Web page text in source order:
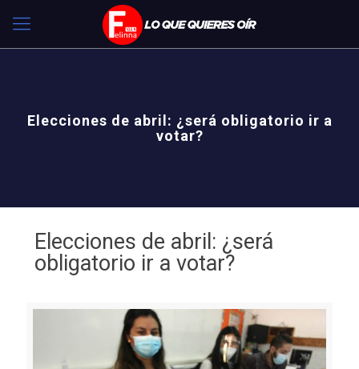
Elecciones de abril: ¿será obligatorio ir a
votar?
Elecciones de abril: ¿será
obligatorio ir a votar?